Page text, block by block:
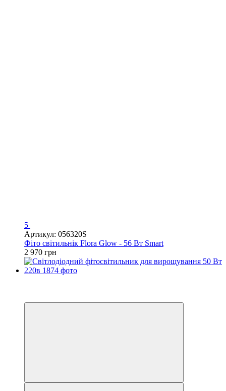
5
Артикул: 056320S
Фіто світильнік Flora Glow - 56 Вт Smart
2 970 грн